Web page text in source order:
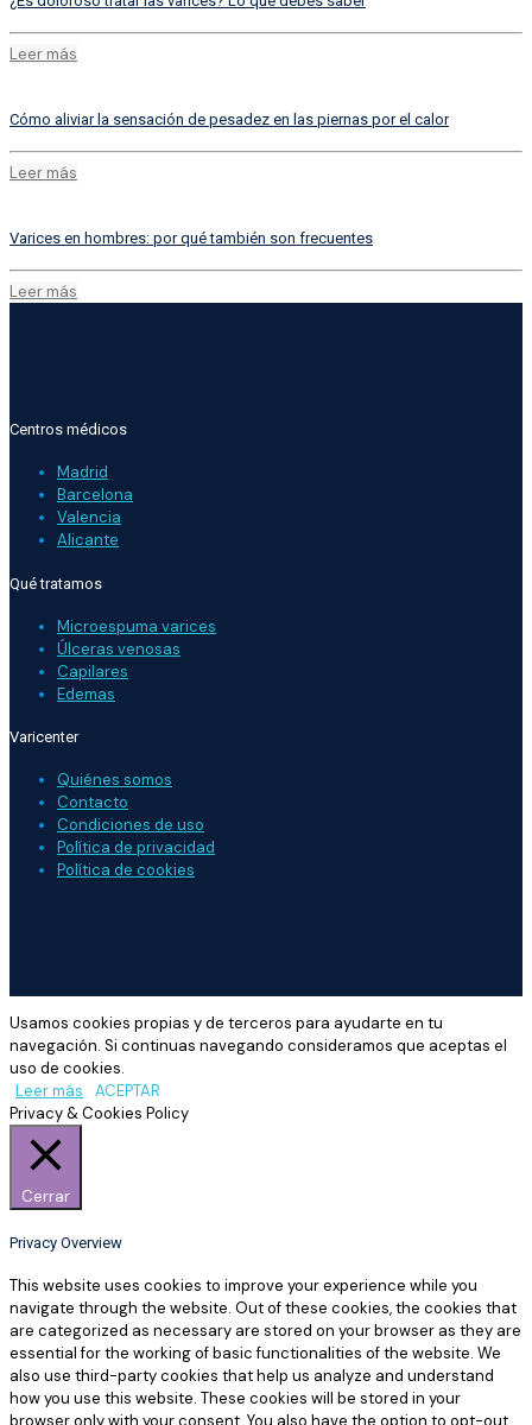
Leer más
Cómo aliviar la sensación de pesadez en las piernas por el calor
Leer más
Varices en hombres: por qué también son frecuentes
Leer más
Centros médicos
Madrid
Barcelona
Valencia
Alicante
Qué tratamos
Microespuma varices
Úlceras venosas
Capilares
Edemas
Varicenter
Quiénes somos
Contacto
Condiciones de uso
Política de privacidad
Política de cookies
Usamos cookies propias y de terceros para ayudarte en tu
navegación. Si continuas navegando consideramos que aceptas el
uso de cookies.
Leer más
ACEPTAR
Privacy & Cookies Policy
Cerrar
Privacy Overview
This website uses cookies to improve your experience while you
navigate through the website. Out of these cookies, the cookies that
are categorized as necessary are stored on your browser as they are
essential for the working of basic functionalities of the website. We
also use third-party cookies that help us analyze and understand
how you use this website. These cookies will be stored in your
browser only with your consent. You also have the option to opt-out